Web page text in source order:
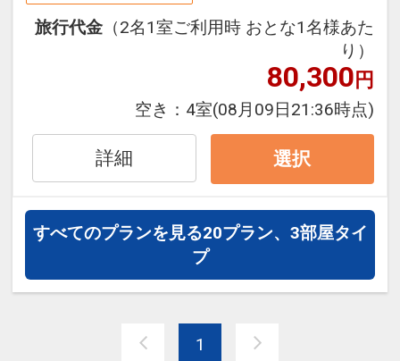
※旅行代金に含まれます。
「食事なしプラン」と「朝食付プラン」
●「食事なしプラン」と「朝食付プラ
ン」を掲載しています。
※ご覧のページの
【食事条件】をお確か
めのうえ、ご予約にお進みください。
設定期間：2026年4月1日～2026年9月
インターネットコース番号：DP-1-
◆ホテル⇔サテライトコンシェルジュ間
の荷物の送迎付
ＪＲ京都駅八条口にあるお荷物預かりカ
ウンター「サテライトコンシェルジュ」
にてお荷物をお預かりしてホテルまでお
届けします。（おひとり様１個）
●受付時間／9：00～18：00
●場所／近鉄名店街「みやこみち」内
◆天然温泉「ＳＰＡ華頂」ご利用ＯＫ！
（6：30～23：00）
※３歳以下のお子様のご利用は出来ませ
※１２歳未満のお子様は１８歳以上の同
伴をお願いしております
旅行代金 （2名1室ご利用時 おとな1名様あた
り）
80,300円
空き： 4室(08月09日21:36時点)
詳細 選択
すべてのプランを見る20プラン、3部屋タイ
プ
1